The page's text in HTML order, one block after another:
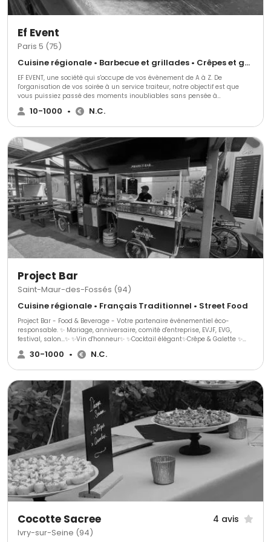
Ef Event
Paris 5 (75)
Cuisine régionale • Barbecue et grillades • Crêpes et galettes
EF EVENT, une société qui s'occupe de vos évènement de A à Z. De
l'organisation de vos soirée à un service traiteur, notre objectif est que
vous puissiez passé des moments inoubliables sans pensée à
l'organisation.
10-1000 • N.C.
Project Bar
Saint-Maur-des-Fossés (94)
Cuisine régionale • Français Traditionnel • Street Food
Project Bar - Food & Beverage - Votre partenaire événementiel éco-
responsable. ✨ Mariage, anniversaire, comité d'entreprise, EVJF, EVG,
festival, salon...✨ ✨Vin d'honneur✨ ✨Cocktail élégant✨Crêpe & Galette ✨
Des boissons rafraîchissantes, des saveurs gourmandes et un
engagement envers l'environnement. Chez Project Bar, nous sommes fiers
30-1000 • N.C.
Cocotte Sacree 4 avis
Ivry-sur-Seine (94)